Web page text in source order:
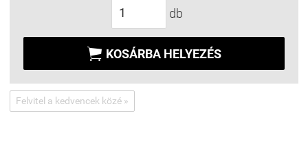
db
 KOSÁRBA HELYEZÉS
Felvitel a kedvencek közé »